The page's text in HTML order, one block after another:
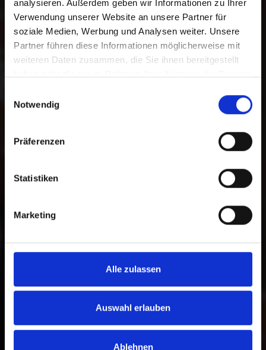
analysieren. Außerdem geben wir Informationen zu Ihrer
Verwendung unserer Website an unsere Partner für
soziale Medien, Werbung und Analysen weiter. Unsere
Partner führen diese Informationen möglicherweise mit
weiteren Daten zusammen, die Sie ihnen bereitgestellt
Notwendig
Präferenzen
Statistiken
Marketing
Alle zulassen
Auswahl erlauben
Ablehnen
Danke für Ihre
Unterstützung.
Mit Ihrer Online-Spende unterstützen
Sie Menschen in Not. Sie haben die
und einer zweckgebundenen Spende